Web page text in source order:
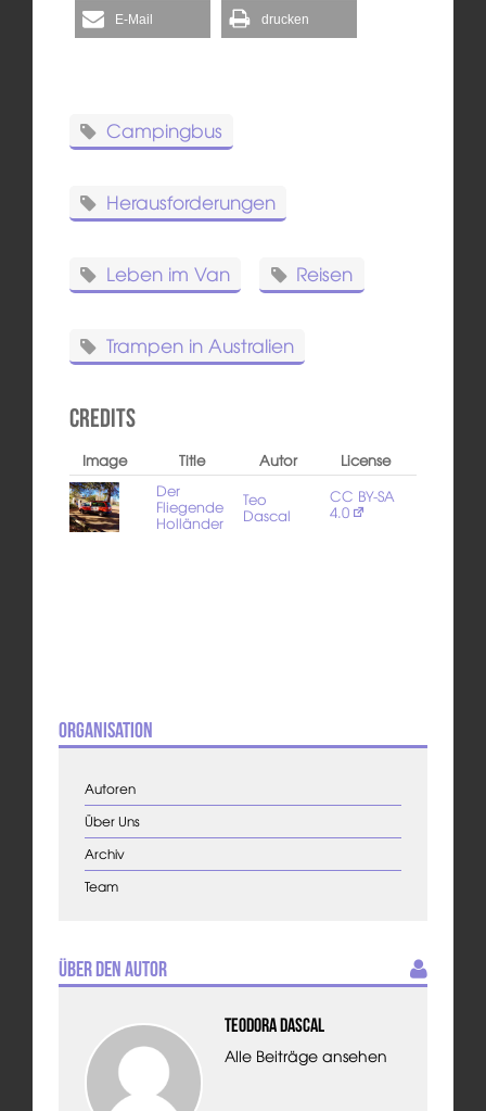
E-Mail drucken
Campingbus
Herausforderungen
Leben im Van Reisen
Trampen in Australien
Credits
Image Title Autor
License
Der
Fliegende
Holländer
Teo
Dascal
CC BY-SA
4.0
Organisation
Autoren
Über Uns
Archiv
Team
Über den Autor
Teodora Dascal
Alle Beiträge ansehen